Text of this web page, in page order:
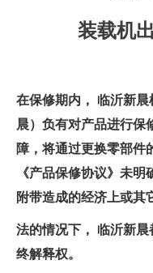
装载机
在保修期内， 临沂新
晨）负有对产品进行保
障，将通过更换零部件
《产品保修协议》未
附带造成的经济上或其
法的情况下， 临沂新
终解释权。